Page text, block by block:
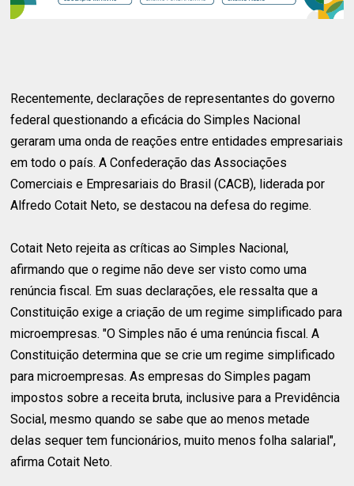
Recentemente, declarações de representantes do governo
federal questionando a eficácia do Simples Nacional
geraram uma onda de reações entre entidades empresariais
em todo o país. A Confederação das Associações
Comerciais e Empresariais do Brasil (CACB), liderada por
Alfredo Cotait Neto, se destacou na defesa do regime.
Cotait Neto rejeita as críticas ao Simples Nacional,
afirmando que o regime não deve ser visto como uma
renúncia fiscal. Em suas declarações, ele ressalta que a
Constituição exige a criação de um regime simplificado para
microempresas. "O Simples não é uma renúncia fiscal. A
Constituição determina que se crie um regime simplificado
para microempresas. As empresas do Simples pagam
impostos sobre a receita bruta, inclusive para a Previdência
Social, mesmo quando se sabe que ao menos metade
delas sequer tem funcionários, muito menos folha salarial",
afirma Cotait Neto.